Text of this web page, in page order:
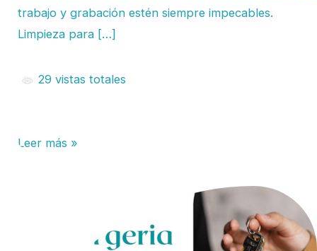
trabajo y grabación estén siempre impecables.
Limpieza para […]
29 vistas totales
Leer más »